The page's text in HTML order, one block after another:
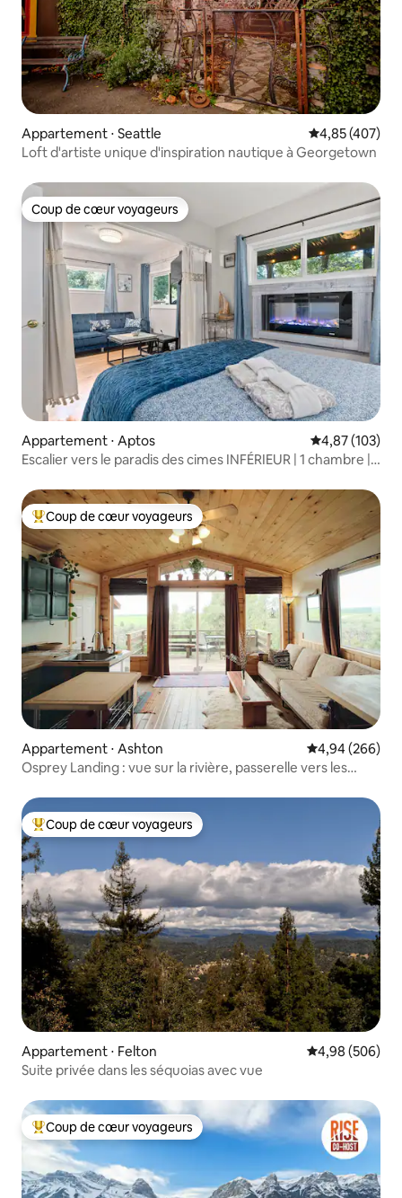
Appartement ⋅ Seattle Évaluation
4,85 (407)
Loft d'artiste unique d'inspiration nautique à Georgetown
Coup de cœur voyageurs
Coup de cœur voyageurs
Appartement ⋅ Aptos Évaluation
4,87 (103)
Escalier vers le paradis des cimes INFÉRIEUR | 1 chambre |
Coups de cœur voyageurs les plus appréciés
Coup de cœur voyageurs
Appartement ⋅ Ashton Évaluation
4,94 (266)
Osprey Landing : vue sur la rivière, passerelle vers les
Coups de cœur voyageurs les plus appréciés
Coup de cœur voyageurs
Appartement ⋅ Felton Évaluation
4,98 (506)
Suite privée dans les séquoias avec vue
Coups de cœur voyageurs les plus appréciés
Coup de cœur voyageurs